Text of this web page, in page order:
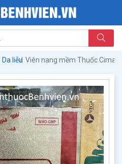
Da liễu Viên nang mềm Thuốc